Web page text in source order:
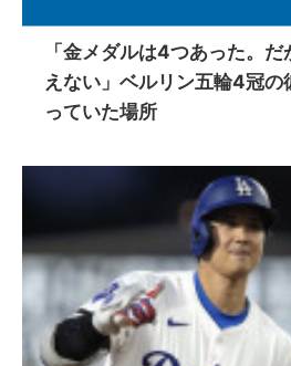
「金メダルは4つあった。
えない」ベルリン五輪4冠の
っていた場所